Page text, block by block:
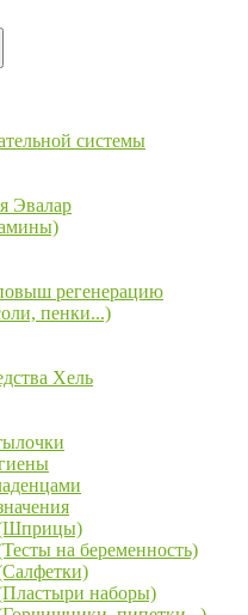
системы
Эвалар
регенерацию
пенки...)
Хель
(Шприцы)
на беременность)
наборы)